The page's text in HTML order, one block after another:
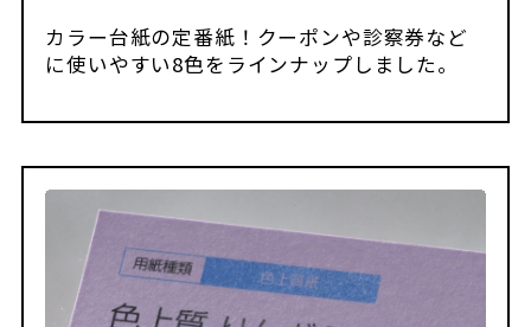
カラー台紙の定番紙！クーポンや診察券など
に使いやすい8色をラインナップしました。